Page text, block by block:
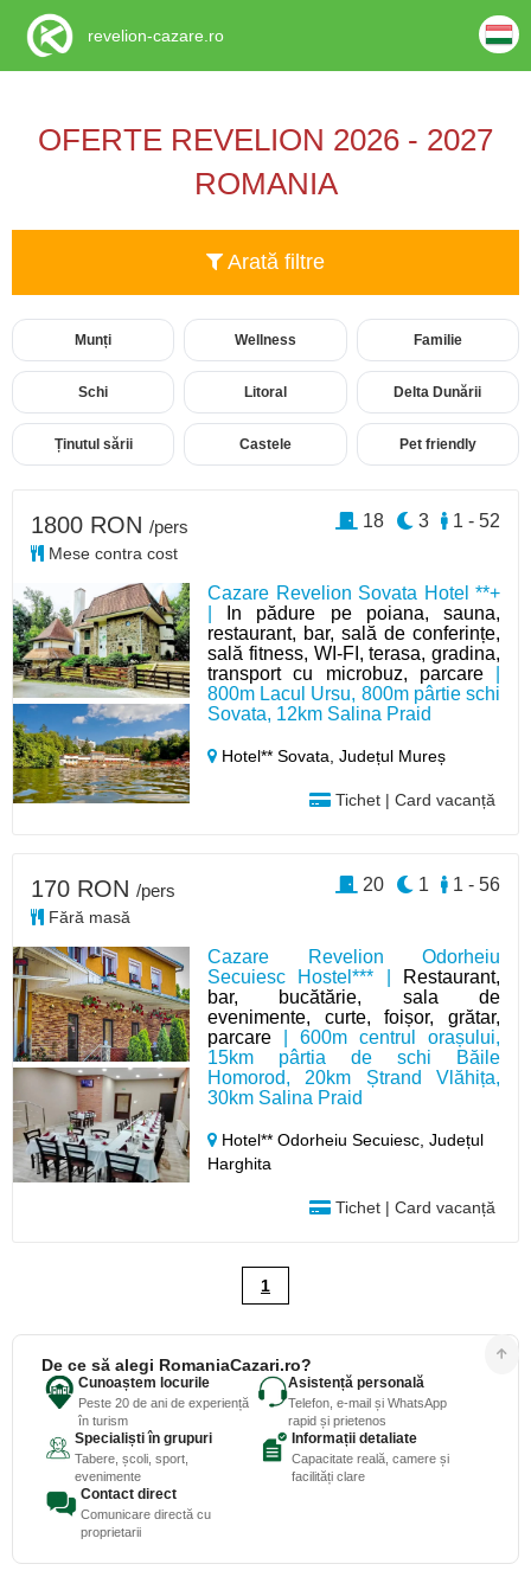
OFERTE REVELION 2026 - 2027
ROMANIA
Arată filtre
Munți Wellness Familie
Schi Litoral Delta Dunării
Ținutul sării Castele Pet friendly
Cazare Revelion Sovata Hotel **+
In pădure pe poiana, sauna,
restaurant, bar, sală de conferințe,
sală fitness, WI-FI, terasa, gradina,
transport cu microbuz, parcare|
800m Lacul Ursu, 800m pârtie schi
Sovata, 12km Salina Praid
Hotel** Sovata,Județul Mureș
Tichet | Card vacanță
1800 RON /pers
Mese contra cost
1 - 52
3
18
Cazare Revelion Odorheiu
Secuiesc Hostel*** |
Restaurant,
bar, bucătărie, sala de
evenimente, curte, foișor, grătar,
parcare | 600m centrul orașului,
15km pârtia de schi Băile
Homorod, 20km Ștrand Vlăhița,
30km Salina Praid
Hotel** Odorheiu Secuiesc,Județul
Harghita
Tichet | Card vacanță
170 RON /pers
Fără masă
1 - 56
1
20
1
De ce să alegi RomaniaCazari.ro?
Cunoaștem locurile
Peste 20 de ani de experiență
în turism
Asistență personală
Telefon, e-mail și WhatsApp
rapid și prietenos
Specialiști în grupuri
Tabere, școli, sport,
evenimente
Informații detaliate
Capacitate reală, camere și
facilități clare
Contact direct
Comunicare directă cu
proprietarii
revelion-cazare.ro